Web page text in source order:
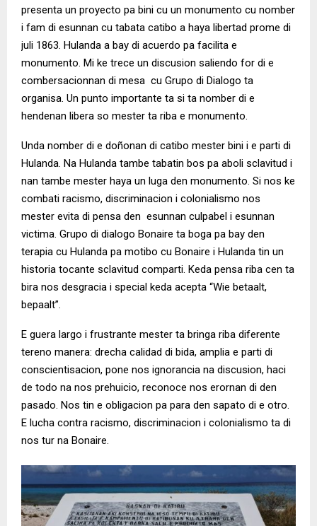
presenta un proyecto pa bini cu un monumento cu nomber
i fam di esunnan cu tabata catibo a haya libertad prome di
juli 1863. Hulanda a bay di acuerdo pa facilita e
monumento. Mi ke trece un discusion saliendo for di e
combersacionnan di mesa cu Grupo di Dialogo ta
organisa. Un punto importante ta si ta nomber di e
hendenan libera so mester ta riba e monumento.
Unda nomber di e doñonan di catibo mester bini i e parti di
Hulanda. Na Hulanda tambe tabatin bos pa aboli sclavitud i
nan tambe mester haya un luga den monumento. Si nos ke
combati racismo, discriminacion i colonialismo nos
mester evita di pensa den esunnan culpabel i esunnan
victima. Grupo di dialogo Bonaire ta boga pa bay den
terapia cu Hulanda pa motibo cu Bonaire i Hulanda tin un
historia tocante sclavitud comparti. Keda pensa riba cen ta
bira nos desgracia i special keda acepta “Wie betaalt,
bepaalt”.
E guera largo i frustrante mester ta bringa riba diferente
tereno manera: drecha calidad di bida, amplia e parti di
conscientisacion, pone nos ignorancia na discusion, haci
de todo na nos prehuicio, reconoce nos erornan di den
pasado. Nos tin e obligacion pa para den sapato di e otro.
E lucha contra racismo, discriminacion i colonialismo ta di
nos tur na Bonaire.